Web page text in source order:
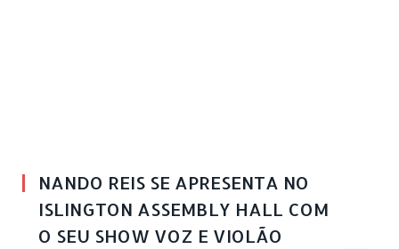
NANDO REIS SE APRESENTA NO
ISLINGTON ASSEMBLY HALL COM
O SEU SHOW VOZ E VIOLÃO